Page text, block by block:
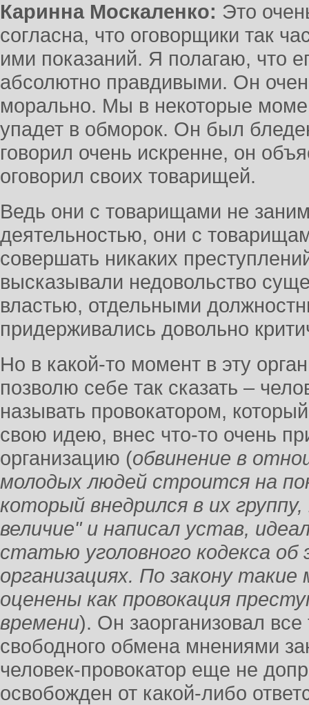
Каринна Москаленко: Это
согласна, что оговорщики так
ими показаний. Я полагаю, что
абсолютно правдивыми. Он
морально. Мы в некоторые
упадет в обморок. Он был
говорил очень искренне, он
оговорил своих товарищей.
Ведь они с товарищами не
деятельностью, они с
совершать никаких
высказывали недовольство
властью, отдельными
придерживались довольно
Но в какой-то момент в эту
позволю себе так сказать –
называть провокатором,
свою идею, внес что-то очень
организацию (обвинение в
молодых людей строится на
который внедрился в их
величие" и написал устав,
статью уголовного кодекса об
организациях. По закону
оценены как провокация
времени). Он заорганизовал
свободного обмена мнениями
человек-провокатор еще не
освобожден от какой-либо